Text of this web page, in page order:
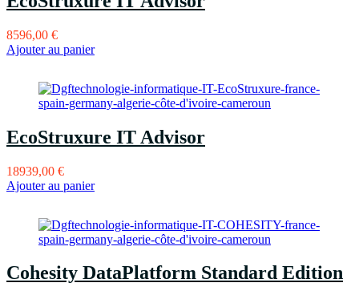
8596,00 €
Ajouter au panier
EcoStruxure IT Advisor
18939,00 €
Ajouter au panier
Cohesity DataPlatform Standard Edition